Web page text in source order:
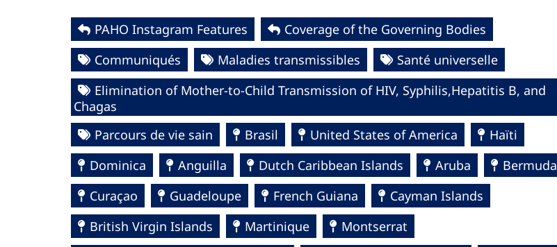
PAHO Instagram Features
Coverage of the Governing Bodies
Communiqués
Maladies transmissibles
Santé universelle
Elimination of Mother-to-Child Transmission of HIV, Syphilis,Hepatitis B, and
Chagas
Parcours de vie sain
Brasil United States of America
Haïti
Dominica
Anguilla Dutch Caribbean Islands Aruba
Bermuda
Curaçao
Guadeloupe French Guiana
Cayman Islands
British Virgin Islands
Martinique Montserrat